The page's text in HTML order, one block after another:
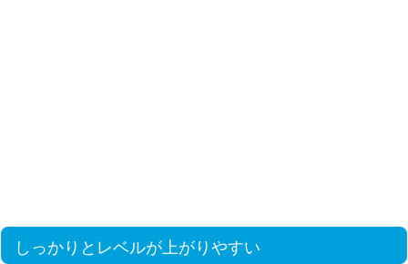
しっかりとレベルが上がりやすい